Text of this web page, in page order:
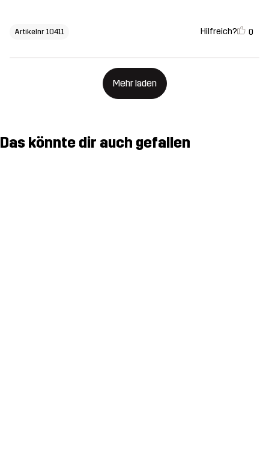
Artikelnr 10411 Hilfreich? 0
Mehr laden
Das könnte dir auch gefallen